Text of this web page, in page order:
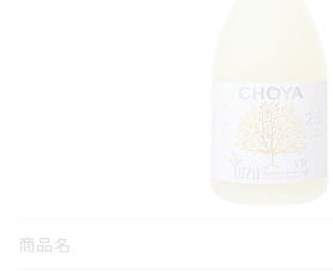
商品名